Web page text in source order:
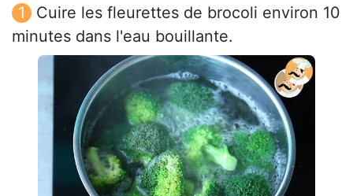
Cuire les fleurettes de brocoli environ 10
minutes dans l'eau bouillante.